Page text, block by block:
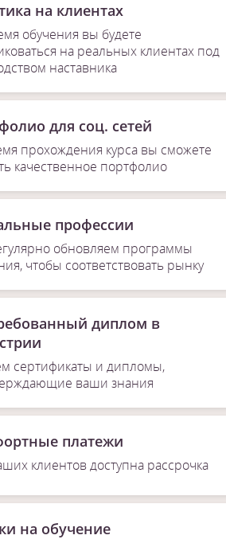
на клиентах
обучения вы будете
на реальных клиентах под
наставника
для соц. сетей
прохождения курса вы сможете
качественное портфолио
профессии
обновляем программы
чтобы соответствовать рынку
диплом в
сертификаты и дипломы,
ваши знания
платежи
клиентов доступна рассрочка
на обучение